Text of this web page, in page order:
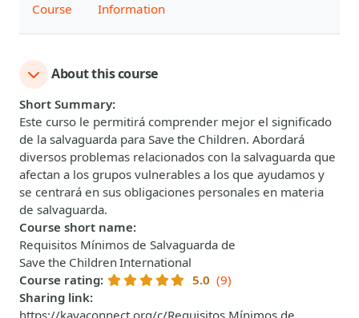
Course Information
About this course
Short Summary:
Este curso le permitirá comprender mejor el significado
de la salvaguarda para Save the Children. Abordará
diversos problemas relacionados con la salvaguarda que
afectan a los grupos vulnerables a los que ayudamos y
se centrará en sus obligaciones personales en materia
de salvaguarda.
Course short name:
Requisitos Mínimos de Salvaguarda de
Save the Children International
Course rating: 5.0 (9)
Sharing link:
https://kayaconnect.org/c/Requisitos Mínimos de